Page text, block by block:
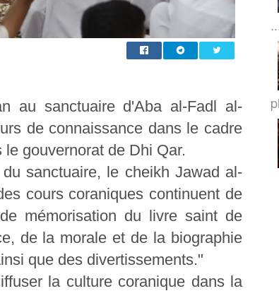
au sanctuaire d'Aba al-Fadl al-
de connaissance dans le cadre
gouvernorat de Dhi Qar.
sanctuaire, le cheikh Jawad al-
cours coraniques continuent de
mémorisation du livre saint de
de la morale et de la biographie
que des divertissements."
la culture coranique dans la